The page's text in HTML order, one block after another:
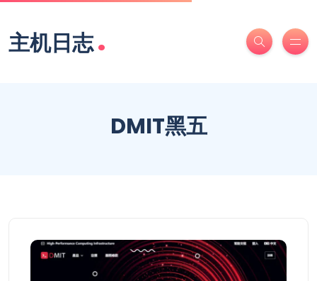
主机日志.
DMIT黑五